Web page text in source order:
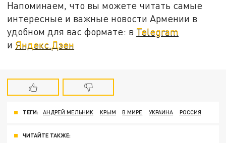
Напоминаем, что вы можете читать самые
интересные и важные новости Армении в
удобном для вас формате: в Telegram
и Яндекс.Дзен
ТЕГИ: АНДРЕЙ МЕЛЬНИК КРЫМ В МИРЕ УКРАИНА РОССИЯ
ЧИТАЙТЕ ТАКЖЕ: